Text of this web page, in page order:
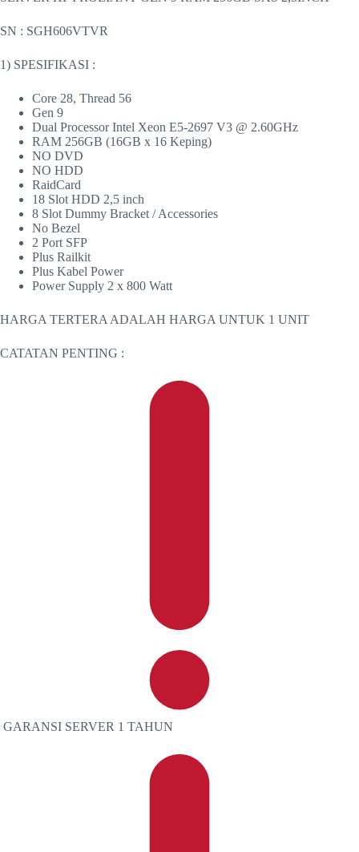
SN : SGH606VTVR
1) SPESIFIKASI :
Core 28, Thread 56
Gen 9
Dual Processor Intel Xeon E5-2697 V3 @ 2.60GHz
RAM 256GB (16GB x 16 Keping)
NO DVD
NO HDD
RaidCard
18 Slot HDD 2,5 inch
8 Slot Dummy Bracket / Accessories
No Bezel
2 Port SFP
Plus Railkit
Plus Kabel Power
Power Supply 2 x 800 Watt
HARGA TERTERA ADALAH HARGA UNTUK 1 UNIT
CATATAN PENTING :
GARANSI SERVER 1 TAHUN